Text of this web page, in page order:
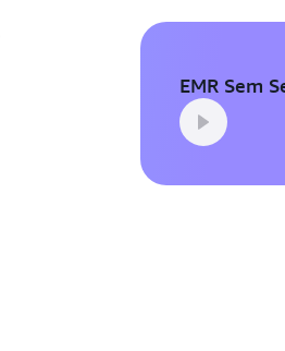
EMR Sem